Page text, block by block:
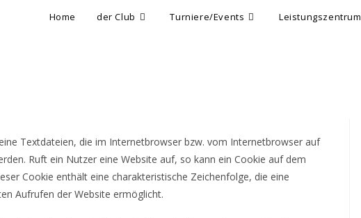
Home der Club Turniere/Events Leistungszentrum
Textdateien, die im Internetbrowser bzw. vom Internetbrowser auf
Ruft ein Nutzer eine Website auf, so kann ein Cookie auf dem
Cookie enthält eine charakteristische Zeichenfolge, die eine
Aufrufen der Website ermöglicht.